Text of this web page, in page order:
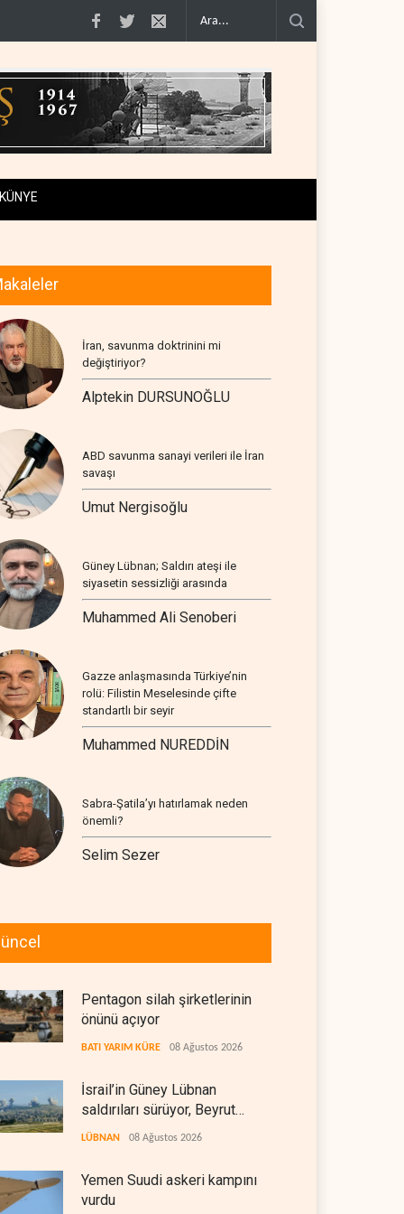
Yemen Suudi askeri kampını vurdu.. WSJ: İran savaşı ABD’nin askeri ve
KÜNYE
İran, savunma doktrinini mi
değiştiriyor?
Alptekin DURSUNOĞLU
ABD savunma sanayi verileri ile İran
savaşı
Umut Nergisoğlu
Güney Lübnan; Saldırı ateşi ile
siyasetin sessizliği arasında
Muhammed Ali Senoberi
Gazze anlaşmasında Türkiye’nin
rolü: Filistin Meselesinde çifte
standartlı bir seyir
Muhammed NUREDDİN
Sabra-Şatila’yı hatırlamak neden
önemli?
Selim Sezer
Pentagon silah şirketlerinin
önünü açıyor
BATI YARIM KÜRE 08 Ağustos 2026
İsrail’in Güney Lübnan
saldırıları sürüyor, Beyrut
suskun
LÜBNAN 08 Ağustos 2026
Yemen Suudi askeri kampını
vurdu